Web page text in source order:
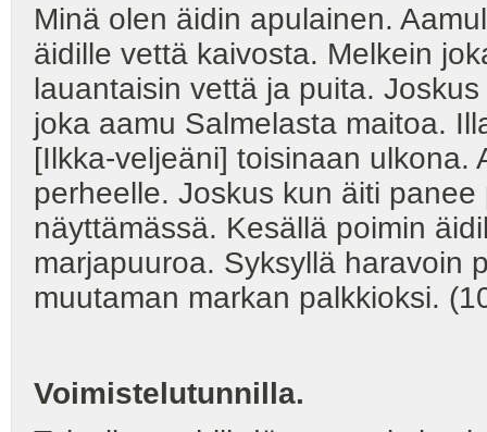
Minä olen äidin apulainen.
äidille vettä kaivosta. Melkein
lauantaisin vettä ja puita.
joka aamu Salmelasta maitoa.
[Ilkka-veljeäni] toisinaan ulkona.
perheelle. Joskus kun äiti
näyttämässä. Kesällä poimin
marjapuuroa. Syksyllä haravoin
muutaman markan palkkioksi.
Voimistelutunnilla.